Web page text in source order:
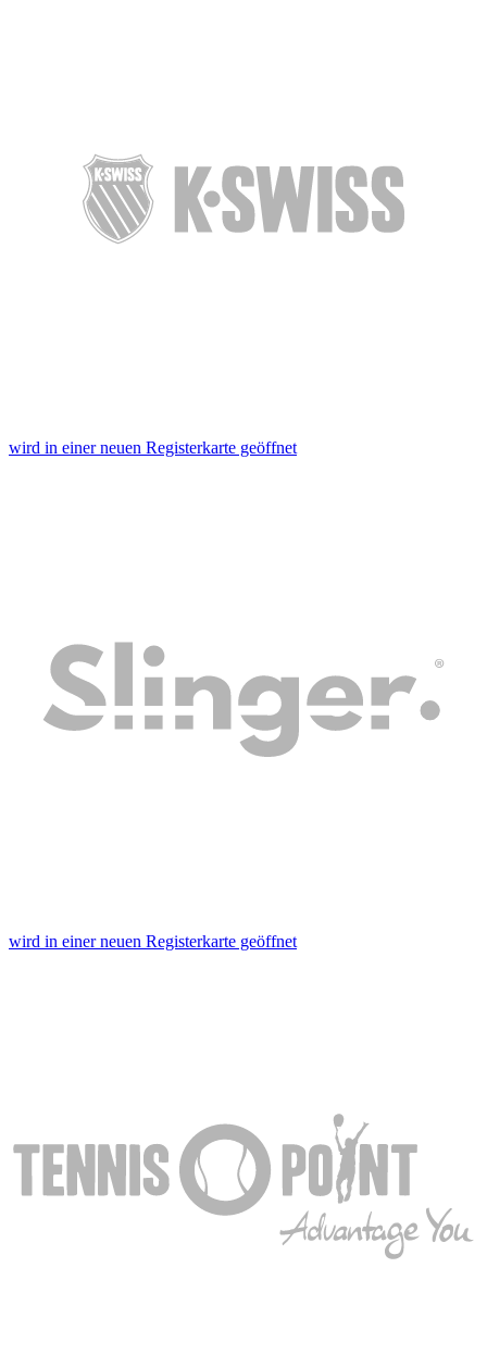
wird in einer neuen Registerkarte geöffnet
wird in einer neuen Registerkarte geöffnet